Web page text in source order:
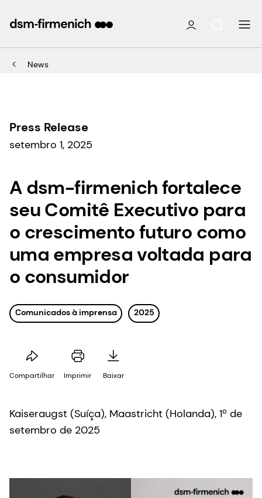
News
Press Release
setembro 1, 2025
A dsm-firmenich fortalece
seu Comitê Executivo para
o crescimento futuro como
uma empresa voltada para
o consumidor
Comunicados à imprensa 2025
Compartilhar Imprimir Baixar
Kaiseraugst (Suíça), Maastricht (Holanda), 1º de
setembro de 2025